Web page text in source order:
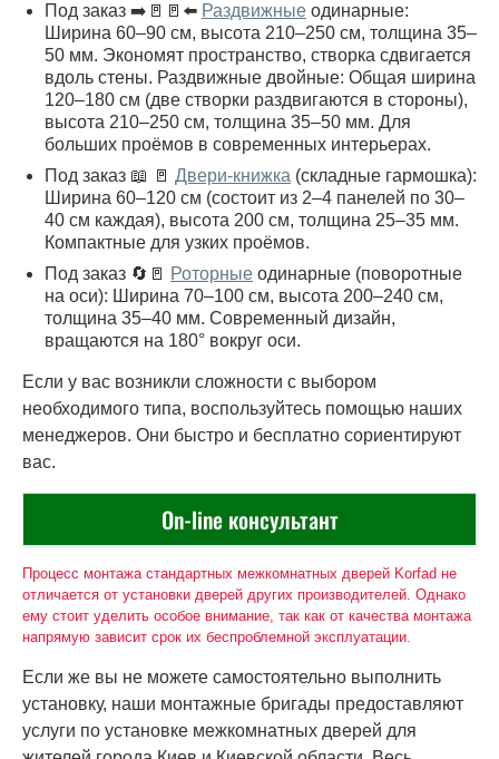
Под заказ ➡️🚪🚪⬅️ Раздвижные одинарные:
Ширина 60–90 см, высота 210–250 см, толщина 35–
50 мм. Экономят пространство, створка сдвигается
вдоль стены. Раздвижные двойные: Общая ширина
120–180 см (две створки раздвигаются в стороны),
высота 210–250 см, толщина 35–50 мм. Для
больших проёмов в современных интерьерах.
Под заказ 📖 🚪 Двери-книжка (складные гармошка):
Ширина 60–120 см (состоит из 2–4 панелей по 30–
40 см каждая), высота 200 см, толщина 25–35 мм.
Компактные для узких проёмов.
Под заказ 🔄🚪 Роторные одинарные (поворотные
на оси): Ширина 70–100 см, высота 200–240 см,
толщина 35–40 мм. Современный дизайн,
вращаются на 180° вокруг оси.
Если у вас возникли сложности с выбором
необходимого типа, воспользуйтесь помощью наших
менеджеров. Они быстро и бесплатно сориентируют
вас.
On-line консультант
Процесс монтажа стандартных межкомнатных дверей Korfad не
отличается от установки дверей других производителей. Однако
ему стоит уделить особое внимание, так как от качества монтажа
напрямую зависит срок их беспроблемной эксплуатации.
Если же вы не можете самостоятельно выполнить
установку, наши монтажные бригады предоставляют
услуги по установке межкомнатных дверей для